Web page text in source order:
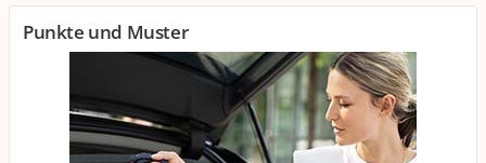
Punkte und Muster